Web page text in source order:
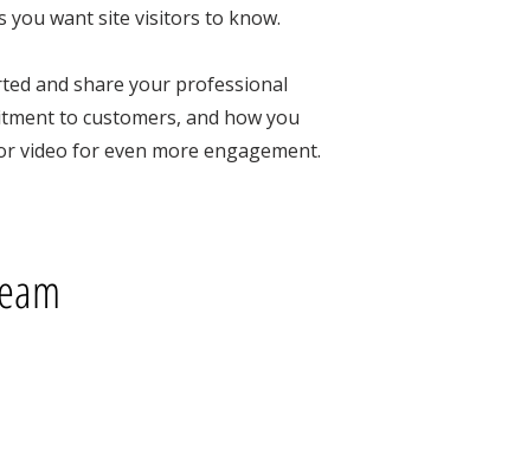
you want site visitors to know.
and share your professional
to customers, and how you
video for even more engagement.